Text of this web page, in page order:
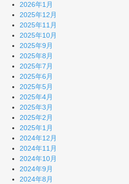
2026年1月
2025年12月
2025年11月
2025年10月
2025年9月
2025年8月
2025年7月
2025年6月
2025年5月
2025年4月
2025年3月
2025年2月
2025年1月
2024年12月
2024年11月
2024年10月
2024年9月
2024年8月